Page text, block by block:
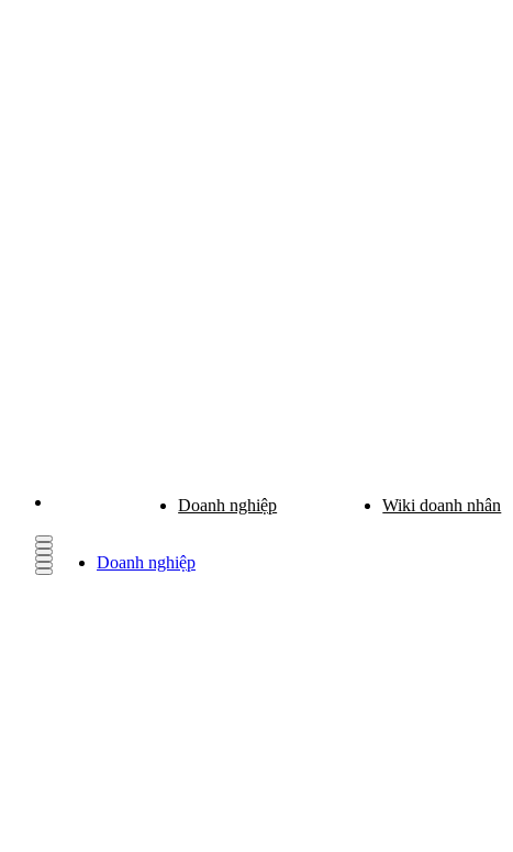
Doanh nghiệp Wiki doanh nhân
Doanh nghiệp